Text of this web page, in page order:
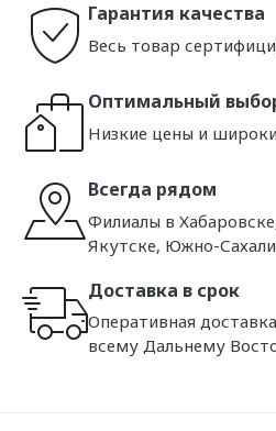
Гарантия качества
Весь товар
Оптимальный
Низкие цены и
Всегда рядом
Филиалы в
Якутске, Южно-
Доставка в срок
Оперативная
всему Дальнему